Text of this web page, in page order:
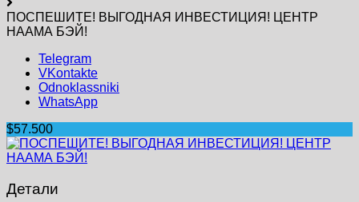
ПОСПЕШИТЕ! ВЫГОДНАЯ ИНВЕСТИЦИЯ! ЦЕНТР
НААМА БЭЙ!
Telegram
VKontakte
Odnoklassniki
WhatsApp
$57.500
Детали